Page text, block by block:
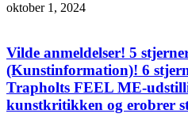
oktober 1, 2024
Vilde anmeldelser! 5
(Kunstinformation)! 6
Trapholts FEEL ME-
kunstkritikken og erobrer